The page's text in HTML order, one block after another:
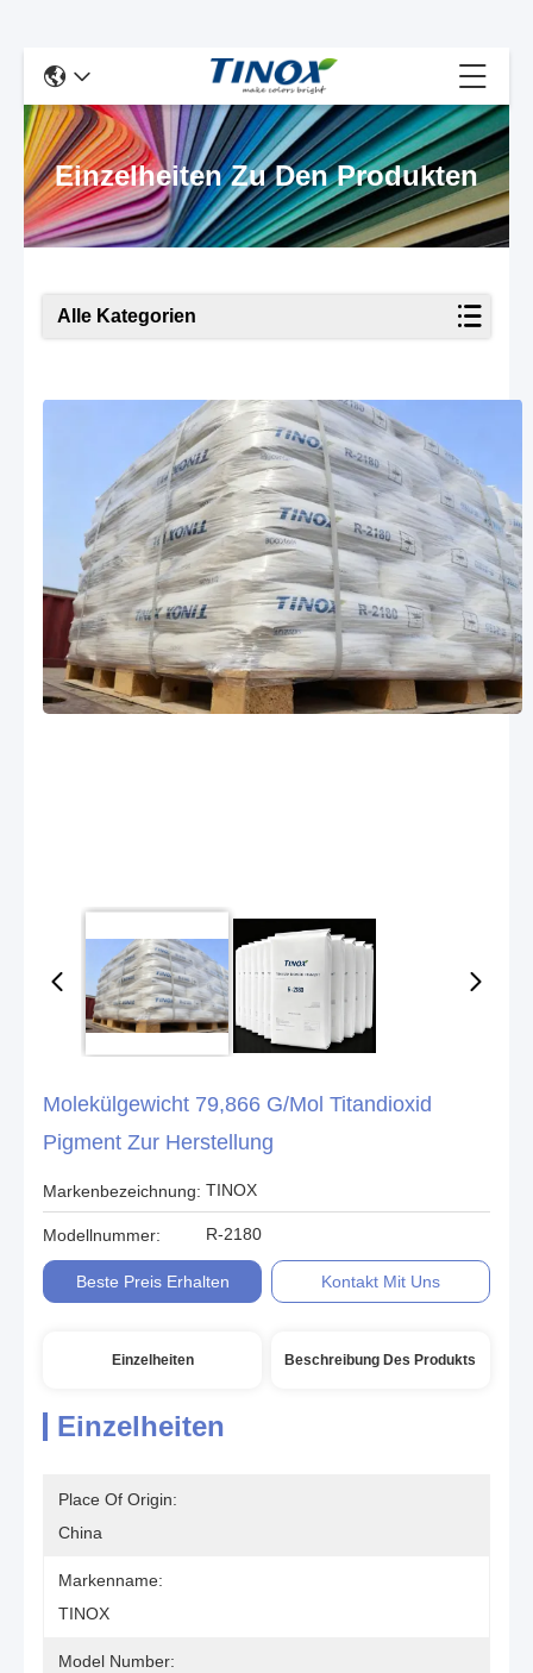
Einzelheiten Zu Den Produkten
Alle Kategorien
Molekülgewicht 79,866 G/mol Titandioxid
Pigment Zur Herstellung
Markenbezeichnung: TINOX
Modellnummer: R-2180
Beste Preis Erhalten Kontakt Mit Uns
Einzelheiten Beschreibung Des Produkts
Einzelheiten
Place Of Origin:
China
Markenname:
TINOX
Model Number: